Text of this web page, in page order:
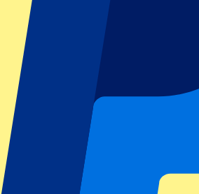
Wales vs Italy Six Nations Billets
Le Pays de Galles accueille l’Italie à
figure au calendrier du Tournoi des Six
stade se pare de rouge et de bleu, les chants
et les traditions se font sentir — Pays de
des grands rendez-vous du tournoi. Au
supporters vivent un mélange de tradition,
qui symbolise parfaitement cette
manquer.
Envie de voir d’autres matchs ? Découvrez
Nations